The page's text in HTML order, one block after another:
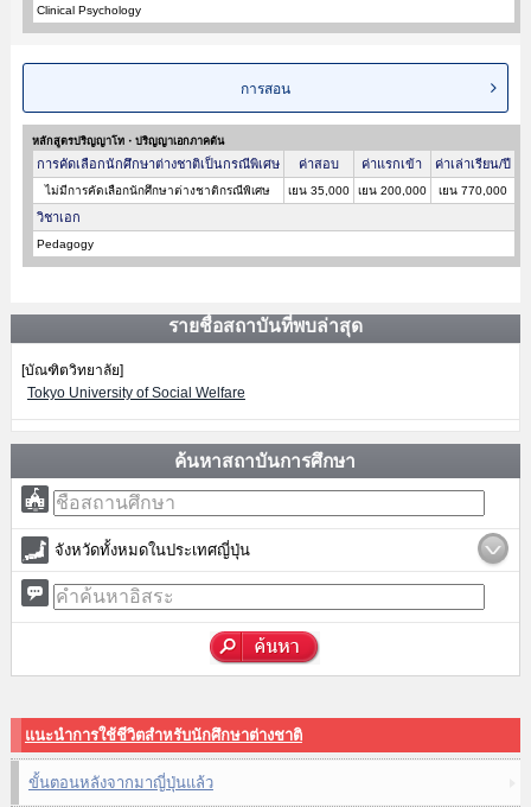
Clinical Psychology
การสอน
หลักสูตรปริญญาโท・ปริญญาเอกภาคต้น
การคัดเลือกนักศึกษาต่างชาติเป็นกรณีพิเศษ ค่าสอบ ค่าแรกเข้า ค่าเล่าเรียน/ปี
ไม่มีการคัดเลือกนักศึกษาต่างชาติกรณีพิเศษ เยน 35,000 เยน 200,000 เยน 770,000
วิชาเอก
Pedagogy
รายชื่อสถาบันที่พบล่าสุด
[บัณฑิตวิทยาลัย]
Tokyo University of Social Welfare
ค้นหาสถาบันการศึกษา
จังหวัดทั้งหมดในประเทศญี่ปุ่น
แนะนำการใช้ชีวิตสำหรับนักศึกษาต่างชาติ
ขั้นตอนหลังจากมาญี่ปุ่นแล้ว